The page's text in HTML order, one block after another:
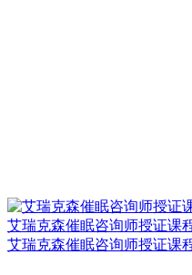
艾瑞克森催眠咨询师授证课
艾瑞克森催眠咨询师授证课